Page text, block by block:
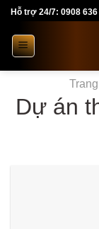
Skip
content
Hỗ trợ 24/7: 0908
Dự án